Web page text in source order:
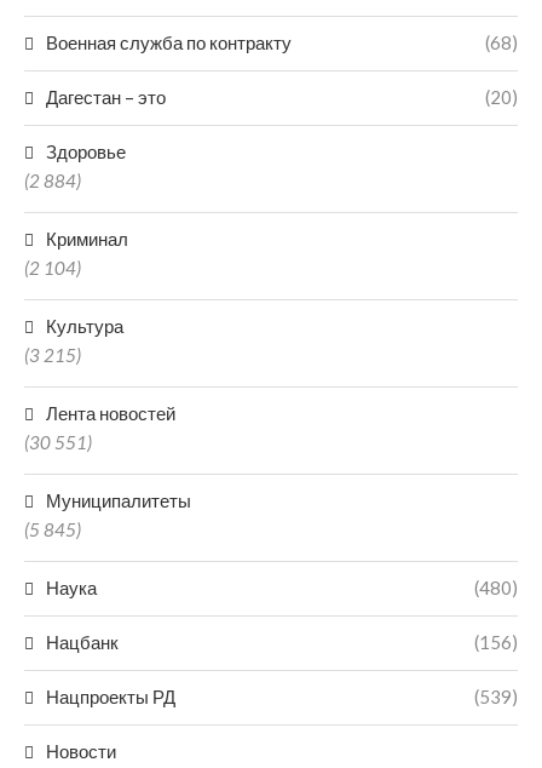
Военная служба по контракту (68)
Дагестан – это (20)
Здоровье
(2 884)
Криминал
(2 104)
Культура
(3 215)
Лента новостей
(30 551)
Муниципалитеты
(5 845)
Наука (480)
Нацбанк (156)
Нацпроекты РД (539)
Новости